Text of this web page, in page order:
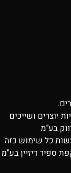
יוצרים ושייכים
בע"מ
כל שימוש כזה
ספיר דיזיין בע"מ